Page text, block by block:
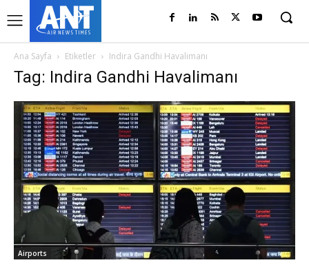
Ana Sayfa Etiketler Indira Gandhi Havalimanı
Tag: Indira Gandhi Havalimanı
Airports